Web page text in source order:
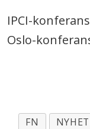
IPCI-
Oslo-
FN